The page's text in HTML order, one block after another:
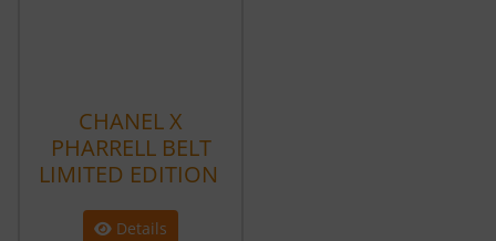
CHANEL X
PHARRELL BELT
LIMITED EDITION
Details